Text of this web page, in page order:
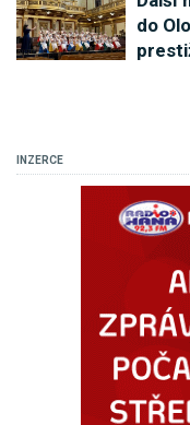
do
INZERCE